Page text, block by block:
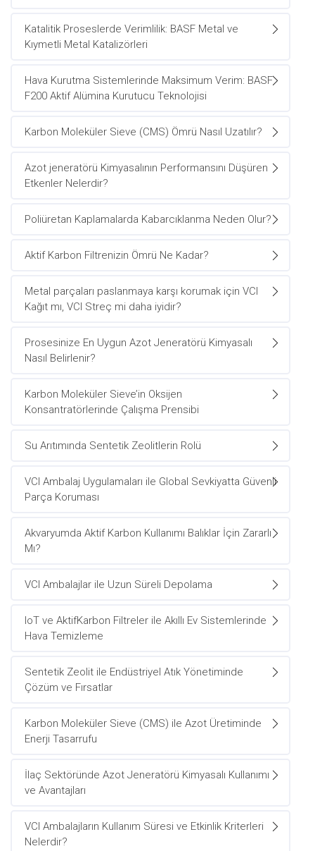
Katalitik Proseslerde Verimlilik: BASF Metal ve
Kıymetli Metal Katalizörleri
Hava Kurutma Sistemlerinde Maksimum Verim: BASF
F200 Aktif Alümina Kurutucu Teknolojisi
Karbon Moleküler Sieve (CMS) Ömrü Nasıl Uzatılır?
Azot jeneratörü Kimyasalının Performansını Düşüren
Etkenler Nelerdir?
Poliüretan Kaplamalarda Kabarcıklanma Neden Olur?
Aktif Karbon Filtrenizin Ömrü Ne Kadar?
Metal parçaları paslanmaya karşı korumak için VCI
Kağıt mı, VCI Streç mi daha iyidir?
Prosesinize En Uygun Azot Jeneratörü Kimyasalı
Nasıl Belirlenir?
Karbon Moleküler Sieve’in Oksijen
Konsantratörlerinde Çalışma Prensibi
Su Arıtımında Sentetik Zeolitlerin Rolü
VCI Ambalaj Uygulamaları ile Global Sevkiyatta Güvenli
Parça Koruması
Akvaryumda Aktif Karbon Kullanımı Balıklar İçin Zararlı
Mı?
VCI Ambalajlar ile Uzun Süreli Depolama
IoT ve AktifKarbon Filtreler ile Akıllı Ev Sistemlerinde
Hava Temizleme
Sentetik Zeolit ile Endüstriyel Atık Yönetiminde
Çözüm ve Fırsatlar
Karbon Moleküler Sieve (CMS) ile Azot Üretiminde
Enerji Tasarrufu
İlaç Sektöründe Azot Jeneratörü Kimyasalı Kullanımı
ve Avantajları
VCI Ambalajların Kullanım Süresi ve Etkinlik Kriterleri
Nelerdir?